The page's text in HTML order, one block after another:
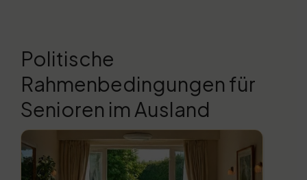
Politische
Rahmenbedingungen für
Senioren im Ausland